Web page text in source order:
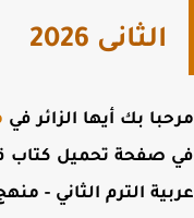
الثانى 2026
بك أيها الزائر في
صفحةتحميل كتاب
الترم الثاني - منهج